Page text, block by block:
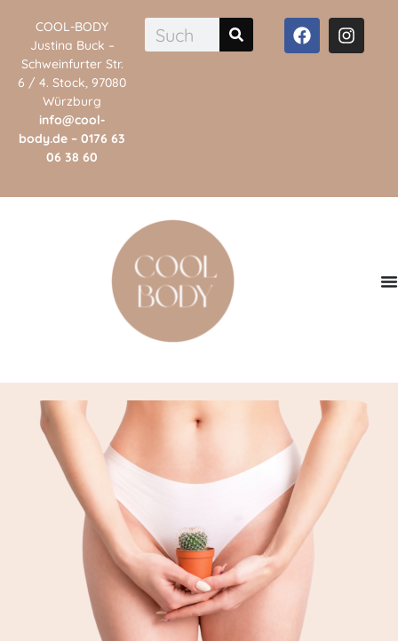
COOL-BODY
Justina Buck –
Schweinfurter Str.
6 / 4. Stock, 97080
Würzburg
info@cool-
body.de –0176 63
06 38 60